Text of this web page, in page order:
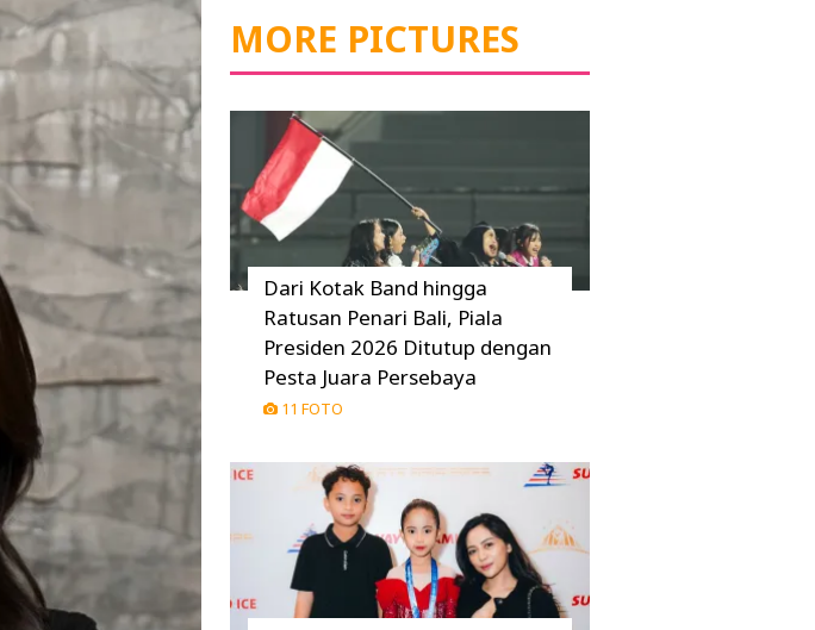
MORE PICTURES
Dari Kotak Band hingga
Ratusan Penari Bali, Piala
Presiden 2026 Ditutup dengan
Pesta Juara Persebaya
11 FOTO